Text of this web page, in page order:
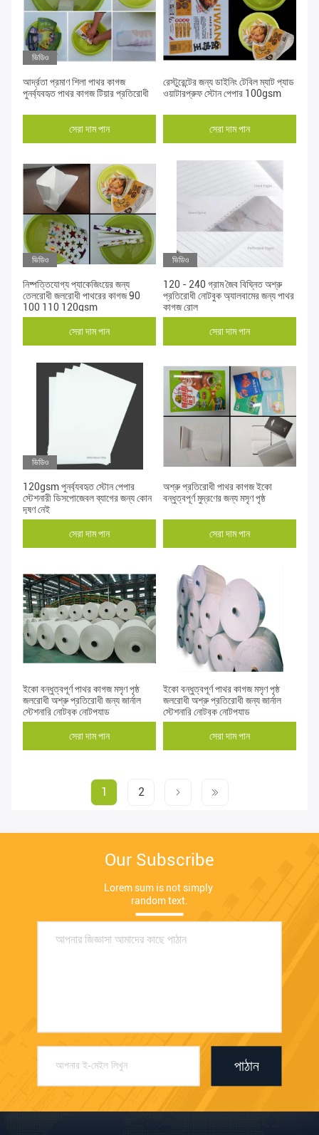
ভিডিও
আর্দ্রতা প্রমাণ শিলা পাথর কাগজ
পুনর্ব্যবহৃত পাথর কাগজ টিয়ার প্রতিরোধী
সেরা দাম পান
রেস্টুরেন্টের জন্য ডাইনিং টেবিল ম্যাট প্যাড
ওয়াটারপ্রুফ স্টোন পেপার 100gsm
সেরা দাম পান
ভিডিও
নিষ্পত্তিযোগ্য প্যাকেজিংয়ের জন্য
তেলরোধী জলরোধী পাথরের কাগজ 90
100 110 120gsm
সেরা দাম পান
ভিডিও
120 - 240 গ্রাম জৈব বিঘ্নিত অশ্রু
প্রতিরোধী নোটবুক অ্যালবামের জন্য পাথর
কাগজ রোল
সেরা দাম পান
ভিডিও
120gsm পুনর্ব্যবহৃত স্টোন পেপার
স্টেশনারী ডিসপোজেবল ব্যাগের জন্য কোন
দূষণ নেই
সেরা দাম পান
অশ্রু প্রতিরোধী পাথর কাগজ ইকো
বন্ধুত্বপূর্ণ মুদ্রণের জন্য মসৃণ পৃষ্ঠ
সেরা দাম পান
ইকো বন্ধুত্বপূর্ণ পাথর কাগজ মসৃণ পৃষ্ঠ
জলরোধী অশ্রু প্রতিরোধী জন্য জার্নাল
স্টেশনারি নোটবুক নোটপ্যাড
সেরা দাম পান
ইকো বন্ধুত্বপূর্ণ পাথর কাগজ মসৃণ পৃষ্ঠ
জলরোধী অশ্রু প্রতিরোধী জন্য জার্নাল
স্টেশনারি নোটবুক নোটপ্যাড
সেরা দাম পান
1 2
Our Subscribe
Lorem sum is not simply
random text.
পাঠান